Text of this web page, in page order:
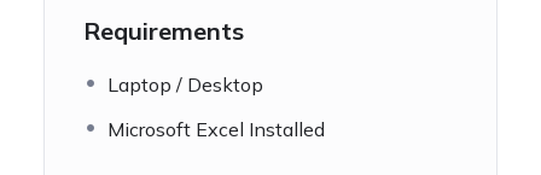
Requirements
Laptop / Desktop
Microsoft Excel Installed